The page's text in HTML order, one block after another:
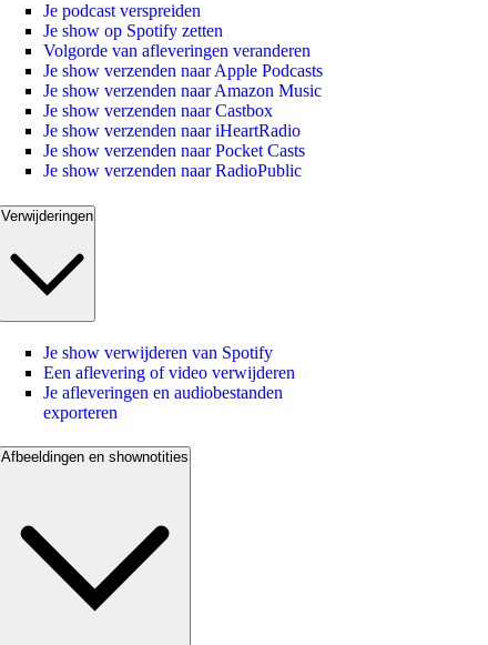
Je podcast verspreiden
Je show op Spotify zetten
Volgorde van afleveringen veranderen
Je show verzenden naar Apple Podcasts
Je show verzenden naar Amazon Music
Je show verzenden naar Castbox
Je show verzenden naar iHeartRadio
Je show verzenden naar Pocket Casts
Je show verzenden naar RadioPublic
Verwijderingen
Je show verwijderen van Spotify
Een aflevering of video verwijderen
Je afleveringen en audiobestanden
exporteren
Afbeeldingen en shownotities